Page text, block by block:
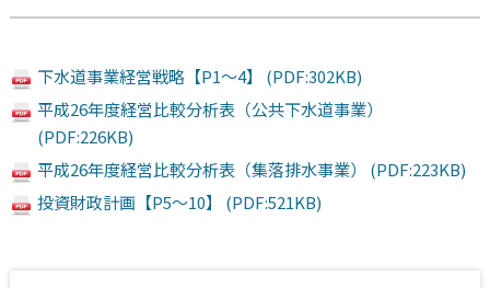
下水道事業経営戦略【P1～4】 (PDF:302KB)
平成26年度経営比較分析表（公共下水道事業）
(PDF:226KB)
平成26年度経営比較分析表（集落排水事業） (PDF:223KB)
投資財政計画【P5～10】 (PDF:521KB)